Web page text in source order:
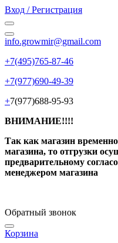
Вход / Регистрация
info.growmir@gmail.com
+7(495)765-87-46
+7(977)690-49-39
+7(977)688-95-93
ВНИМАНИЕ!!!!
Так как магазин
магазина, то отгрузки
предварительному
менеджером магазина
Обратный звонок
Корзина